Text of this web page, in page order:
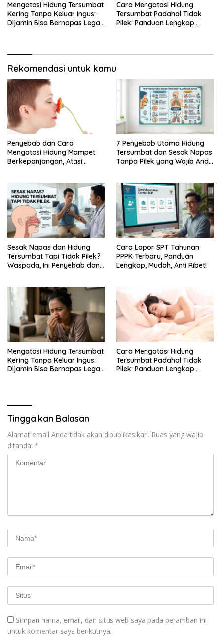
Mengatasi Hidung Tersumbat
Kering Tanpa Keluar Ingus:
Dijamin Bisa Bernapas Lega
Cara Mengatasi Hidung
Tersumbat Padahal Tidak
Pilek: Panduan Lengkap
Rekomendasi untuk kamu
Penyebab dan Cara
Mengatasi Hidung Mampet
Berkepanjangan, Atasi
7 Penyebab Utama Hidung
Tersumbat dan Sesak Napas
Tanpa Pilek yang Wajib Anda
Sesak Napas dan Hidung
Tersumbat Tapi Tidak Pilek?
Waspada, Ini Penyebab dan
Cara Lapor SPT Tahunan
PPPK Terbaru, Panduan
Lengkap, Mudah, Anti Ribet!
Mengatasi Hidung Tersumbat
Kering Tanpa Keluar Ingus:
Dijamin Bisa Bernapas Lega
Cara Mengatasi Hidung
Tersumbat Padahal Tidak
Pilek: Panduan Lengkap
Tinggalkan Balasan
Alamat email Anda tidak akan dipublikasikan. Ruas yang wajib
ditandai *
Simpan nama, email, dan situs web saya pada peramban ini
untuk komentar saya berikutnya.